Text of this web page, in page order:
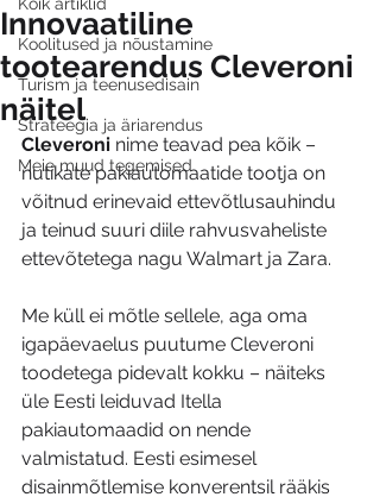
Koolitused ja nõustamine
Turism ja teenusedisain
Strateegia ja äriarendus
Meie muud tegemised
Innovaatiline
tootearendus Cleveroni
näitel
Cleveroni nime teavad pea kõik –
nutikate pakiautomaatide tootja on
võitnud erinevaid ettevõtlusauhindu
ja teinud suuri diile rahvusvaheliste
ettevõtetega nagu Walmart ja Zara.
Me küll ei mõtle sellele, aga oma
igapäevaelus puutume Cleveroni
toodetega pidevalt kokku – näiteks
üle Eesti leiduvad Itella
pakiautomaadid on nende
valmistatud. Eesti esimesel
disainmõtlemise konverentsil rääkis